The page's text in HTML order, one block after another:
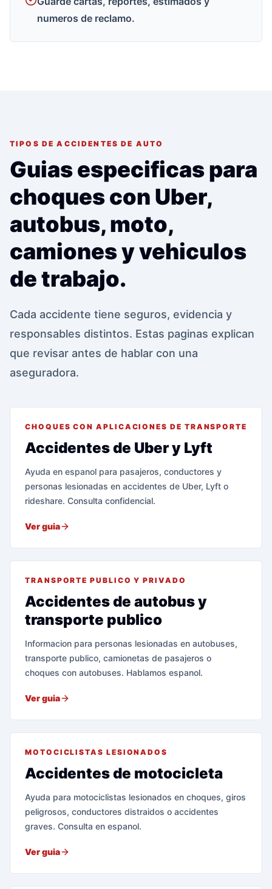
numeros de reclamo.
TIPOS DE ACCIDENTES DE AUTO
Guias especificas para
choques con Uber,
autobus, moto,
camiones y vehiculos
de trabajo.
Cada accidente tiene seguros, evidencia y
responsables distintos. Estas paginas explican
que revisar antes de hablar con una
aseguradora.
CHOQUES CON APLICACIONES DE TRANSPORTE
Accidentes de Uber y Lyft
Ayuda en espanol para pasajeros, conductores y
personas lesionadas en accidentes de Uber, Lyft o
rideshare. Consulta confidencial.
Ver guia
TRANSPORTE PUBLICO Y PRIVADO
Accidentes de autobus y
transporte publico
Informacion para personas lesionadas en autobuses,
transporte publico, camionetas de pasajeros o
choques con autobuses. Hablamos espanol.
Ver guia
MOTOCICLISTAS LESIONADOS
Accidentes de motocicleta
Ayuda para motociclistas lesionados en choques, giros
peligrosos, conductores distraidos o accidentes
graves. Consulta en espanol.
Ver guia